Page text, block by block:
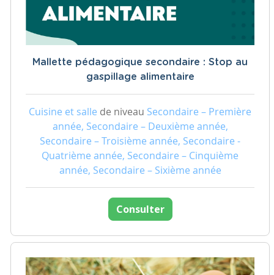
Mallette pédagogique secondaire : Stop au
gaspillage alimentaire
Cuisine et salle de niveau Secondaire – Première
année, Secondaire – Deuxième année,
Secondaire – Troisième année, Secondaire -
Quatrième année, Secondaire – Cinquième
année, Secondaire – Sixième année
Consulter